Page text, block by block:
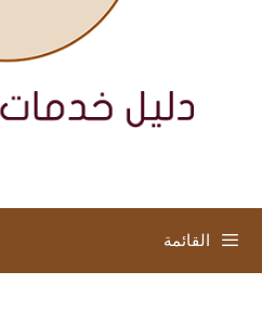
القائمة